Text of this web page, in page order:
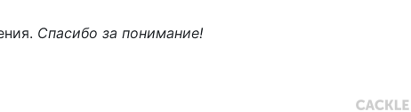
Спасибо за понимание!